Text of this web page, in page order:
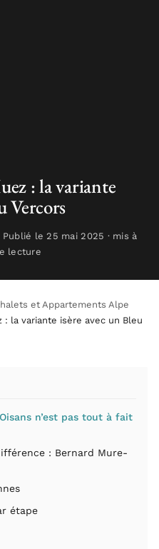
: la variante
Vercors
Publié le 25 mai 2025 · mis à
lecture
et Appartements Alpe
: la variante isère avec un Bleu
n’est pas tout à fait
: Bernard Mure-
étape